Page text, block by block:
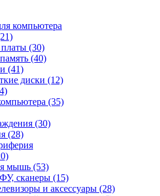
компьютера
(30)
(40)
(41)
диски (12)
(35)
(30)
(28)
мышь (53)
сканеры (15)
и аксессуары (28)